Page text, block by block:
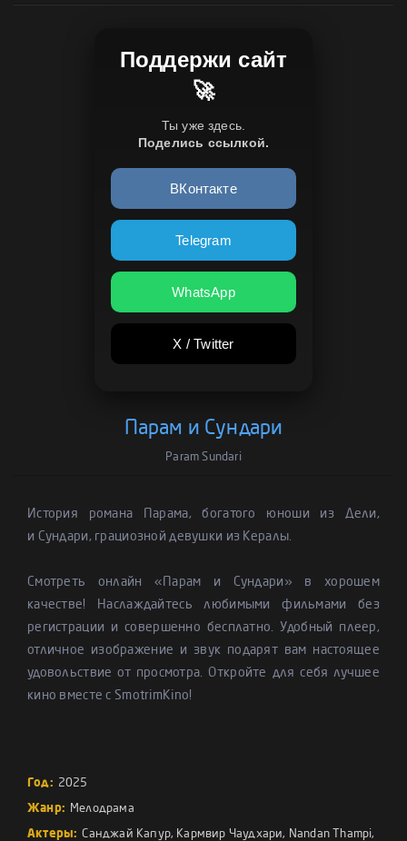
Поддержи сайт
🚀
Ты уже здесь.
Поделись ссылкой.
ВКонтакте
Telegram
WhatsApp
X / Twitter
Парам и Сундари
Param Sundari
История романа Парама, богатого юноши из Дели,
и Сундари, грациозной девушки из Кералы.
Смотреть онлайн «Парам и Сундари» в хорошем
качестве! Наслаждайтесь любимыми фильмами без
регистрации и совершенно бесплатно. Удобный плеер,
отличное изображение и звук подарят вам настоящее
удовольствие от просмотра. Откройте для себя лучшее
кино вместе с SmotrimKino!
Год: 2025
Жанр: Мелодрама
Актеры: Санджай Капур, Кармвир Чаудхари, Nandan Thampi,